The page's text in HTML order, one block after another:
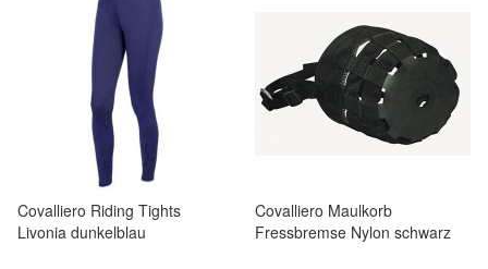
Covalliero Riding Tights
Livonia dunkelblau
Covalliero Maulkorb
Fressbremse Nylon schwarz